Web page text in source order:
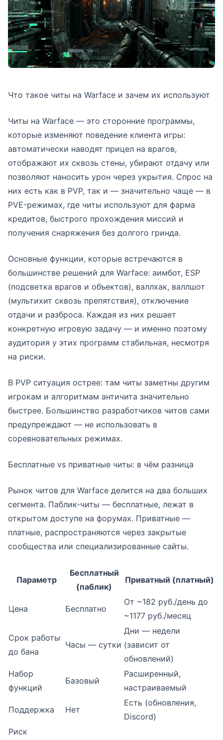
Что такое читы на Warface и зачем их используют
Читы на Warface — это сторонние программы,
которые изменяют поведение клиента игры:
автоматически наводят прицел на врагов,
отображают их сквозь стены, убирают отдачу или
позволяют наносить урон через укрытия. Спрос на
них есть как в PVP, так и — значительно чаще — в
PVE-режимах, где читы используют для фарма
кредитов, быстрого прохождения миссий и
получения снаряжения без долгого гринда.
Основные функции, которые встречаются в
большинстве решений для Warface: аимбот, ESP
(подсветка врагов и объектов), валлхак, валлшот
(мультихит сквозь препятствия), отключение
отдачи и разброса. Каждая из них решает
конкретную игровую задачу — и именно поэтому
аудитория у этих программ стабильная, несмотря
на риски.
В PVP ситуация острее: там читы заметны другим
игрокам и алгоритмам античита значительно
быстрее. Большинство разработчиков читов сами
предупреждают — не использовать в
соревновательных режимах.
Бесплатные vs приватные читы: в чём разница
Рынок читов для Warface делится на два больших
сегмента. Паблик-читы — бесплатные, лежат в
открытом доступе на форумах. Приватные —
платные, распространяются через закрытые
сообщества или специализированные сайты.
Параметр
Бесплатный
(паблик)
Приватный (платный)
Цена Бесплатно
От ~182 руб./день до
~1177 руб./месяц
Срок работы
до бана
Часы — сутки
Дни — недели
(зависит от
обновлений)
Набор
функций
Базовый
Расширенный,
настраиваемый
Поддержка Нет
Есть (обновления,
Discord)
Риск